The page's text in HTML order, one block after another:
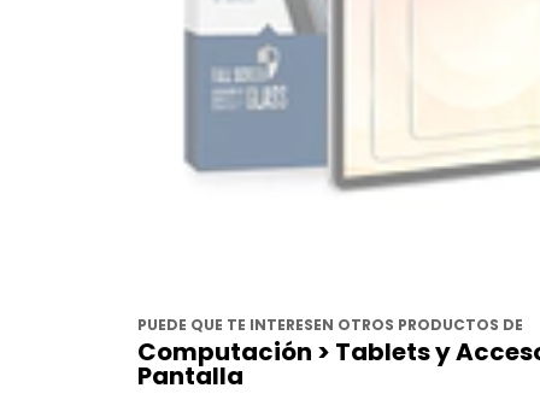
PUEDE QUE TE INTERESEN OTROS PRODUCTOS DE
Computación > Tablets y
Pantalla